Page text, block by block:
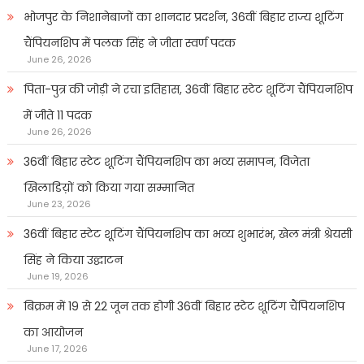
भोजपुर के निशानेबाजों का शानदार प्रदर्शन, 36वीं बिहार राज्य शूटिंग
चैंपियनशिप में पलक सिंह ने जीता स्वर्ण पदक
June 26, 2026
पिता-पुत्र की जोड़ी ने रचा इतिहास, 36वीं बिहार स्टेट शूटिंग चैंपियनशिप
में जीते 11 पदक
June 26, 2026
36वीं बिहार स्टेट शूटिंग चैंपियनशिप का भव्य समापन, विजेता
खिलाडिय़ों को किया गया सम्मानित
June 23, 2026
36वीं बिहार स्टेट शूटिंग चैंपियनशिप का भव्य शुभारंभ, खेल मंत्री श्रेयसी
सिंह ने किया उद्घाटन
June 19, 2026
बिक्रम में 19 से 22 जून तक होगी 36वीं बिहार स्टेट शूटिंग चैंपियनशिप
का आयोजन
June 17, 2026